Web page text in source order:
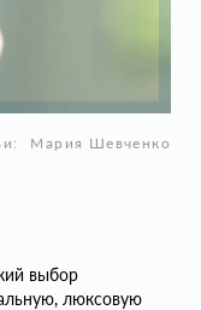
Мария Шевченко
выбор
люксовую